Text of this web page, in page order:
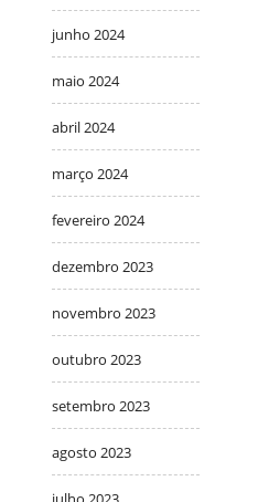
junho 2024
maio 2024
abril 2024
março 2024
fevereiro 2024
dezembro 2023
novembro 2023
outubro 2023
setembro 2023
agosto 2023